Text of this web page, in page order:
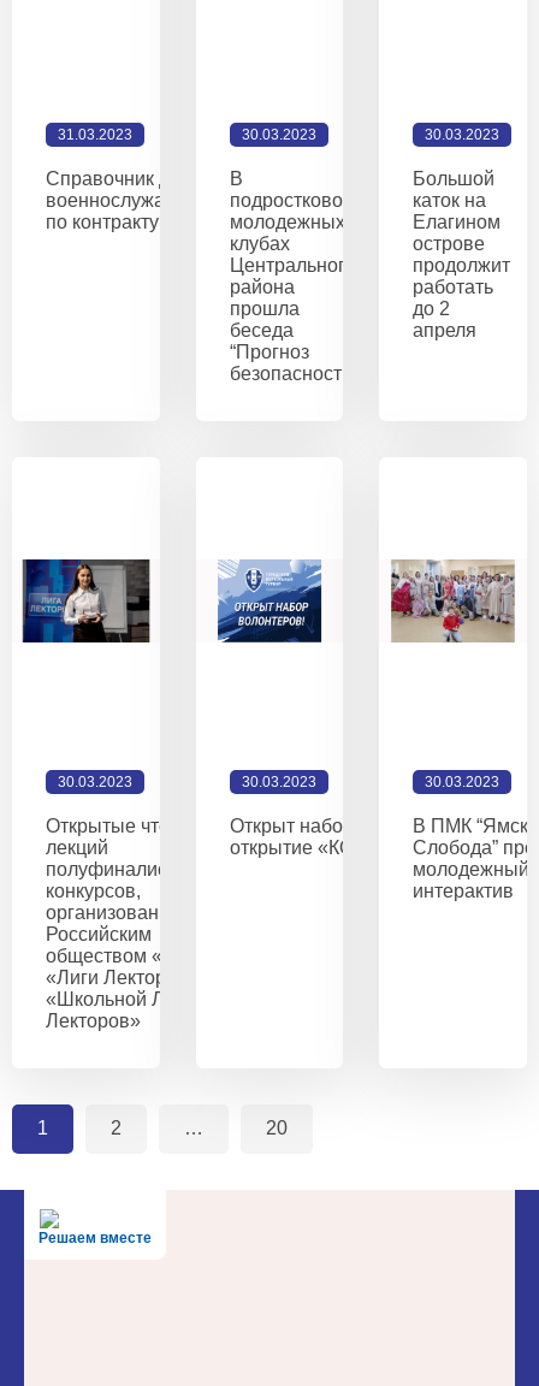
Справочник для
военнослужащего
по контракту
31.03.2023
В
подростково-
молодежных
клубах
Центрального
района
прошла
беседа
“Прогноз
безопасности”
30.03.2023
Большой
каток на
Елагином
острове
продолжит
работать
до 2
апреля
30.03.2023
Открытые чтения
лекций
полуфиналистами
конкурсов,
организованных
Российским
обществом «Знание»:
«Лиги Лекторов» и
«Школьной Лиги
Лекторов»
30.03.2023
Открыт набор волонтеров на
открытие «КОНТАКТ.Футбола»
30.03.2023
В ПМК
Слобода”
молодежный
интерактив
30.03.2023
1 2 … 20
Решаем вместе